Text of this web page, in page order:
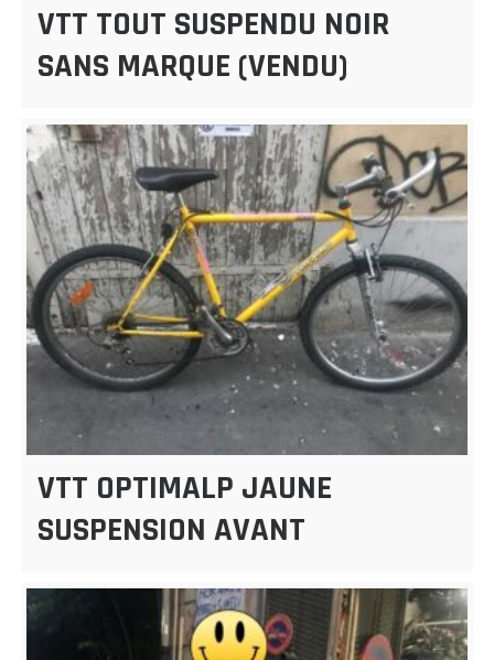
VTT TOUT SUSPENDU NOIR
SANS MARQUE (VENDU)
VTT OPTIMALP JAUNE
SUSPENSION AVANT